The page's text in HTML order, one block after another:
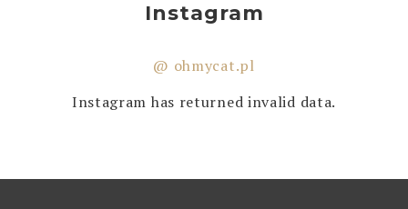
Instagram
@ ohmycat.pl
Instagram has returned invalid data.